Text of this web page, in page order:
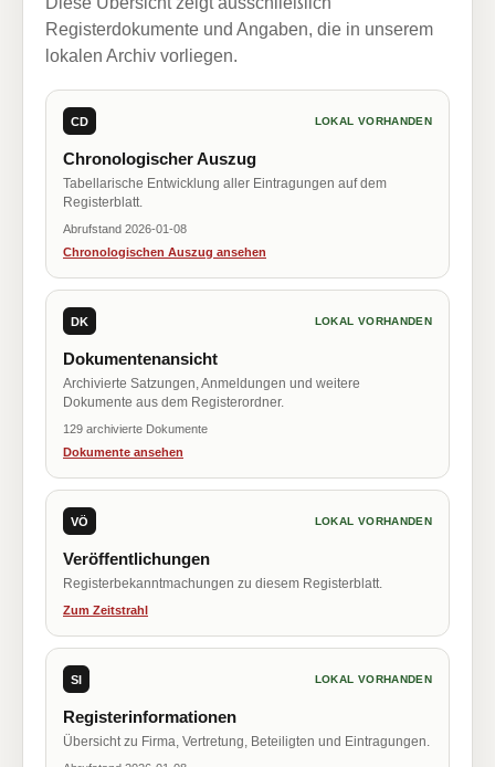
Registerdokumente und Angaben, die in unserem
lokalen Archiv vorliegen.
CD LOKAL VORHANDEN
Chronologischer Auszug
Tabellarische Entwicklung aller Eintragungen auf dem
Registerblatt.
Abrufstand 2026-01-08
Chronologischen Auszug ansehen
DK LOKAL VORHANDEN
Dokumentenansicht
Archivierte Satzungen, Anmeldungen und weitere
Dokumente aus dem Registerordner.
129 archivierte Dokumente
Dokumente ansehen
VÖ LOKAL VORHANDEN
Veröffentlichungen
Registerbekanntmachungen zu diesem Registerblatt.
Zum Zeitstrahl
SI LOKAL VORHANDEN
Registerinformationen
Übersicht zu Firma, Vertretung, Beteiligten und Eintragungen.